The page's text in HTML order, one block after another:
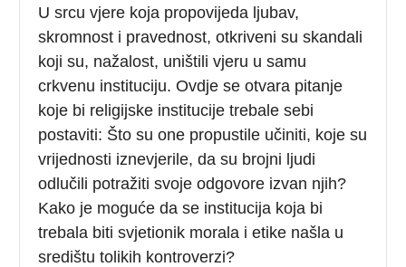
U srcu vjere koja propovijeda ljubav,
skromnost i pravednost, otkriveni su skandali
koji su, nažalost, uništili vjeru u samu
crkvenu instituciju. Ovdje se otvara pitanje
koje bi religijske institucije trebale sebi
postaviti: Što su one propustile učiniti, koje su
vrijednosti iznevjerile, da su brojni ljudi
odlučili potražiti svoje odgovore izvan njih?
Kako je moguće da se institucija koja bi
trebala biti svjetionik morala i etike našla u
središtu tolikih kontroverzi?